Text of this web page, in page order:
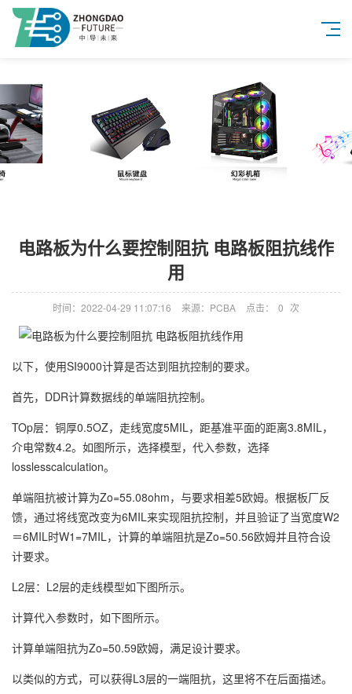
电路板为什么要控制阻抗 电路板阻抗线作
用
时间：2022-04-29 11:07:16 来源：PCBA 点击： 0 次
以下，使用SI9000计算是否达到阻抗控制的要求。
首先，DDR计算数据线的单端阻抗控制。
TOp层：铜厚0.5OZ，走线宽度5MIL，距基准平面的距离3.8MIL，
介电常数4.2。如图所示，选择模型，代入参数，选择
losslesscalculation。
单端阻抗被计算为Zo=55.08ohm，与要求相差5欧姆。根据板厂反
馈，通过将线宽改变为6MIL来实现阻抗控制，并且验证了当宽度W2
＝6MIL时W1=7MIL，计算的单端阻抗是Zo=50.56欧姆并且符合设
计要求。
L2层：L2层的走线模型如下图所示。
计算代入参数时，如下图所示。
计算单端阻抗为Zo=50.59欧姆，满足设计要求。
以类似的方式，可以获得L3层的一端阻抗，这里将不在后面描述。